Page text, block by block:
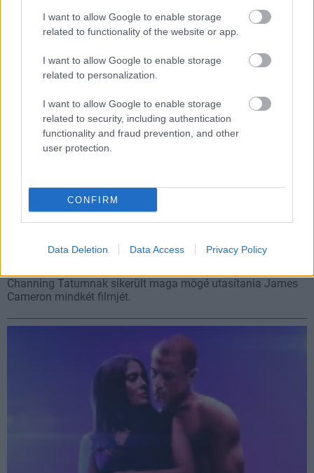
I want to allow Google to enable storage
related to functionality of the website or app.
I want to allow Google to enable storage
related to personalization.
I want to allow Google to enable storage
related to security, including authentication
functionality and fraud prevention, and other
user protection.
CONFIRM
Data Deletion Data Access Privacy Policy
A dobogó harmadik fokára zuhant vissza Avatar - A víz útja
a hétvégi számok alapján.
másra kíváncsiak
Channing Tatumnak sikerült maga mögé utasítania James
Cameron mindkét filmjét.